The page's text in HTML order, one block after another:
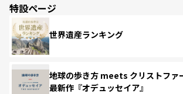
特設ページ
世界遺産ランキング
地球の歩き方 meets クリストファ
最新作『オデュッセイア』